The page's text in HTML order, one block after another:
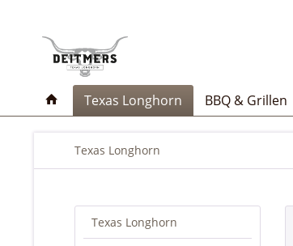
Texas Longhorn BBQ & Grillen
Texas Longhorn
Texas Longhorn